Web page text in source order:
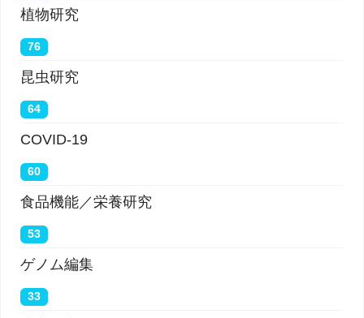
植物研究
76
昆虫研究
64
COVID-19
60
食品機能／栄養研究
53
ゲノム編集
33